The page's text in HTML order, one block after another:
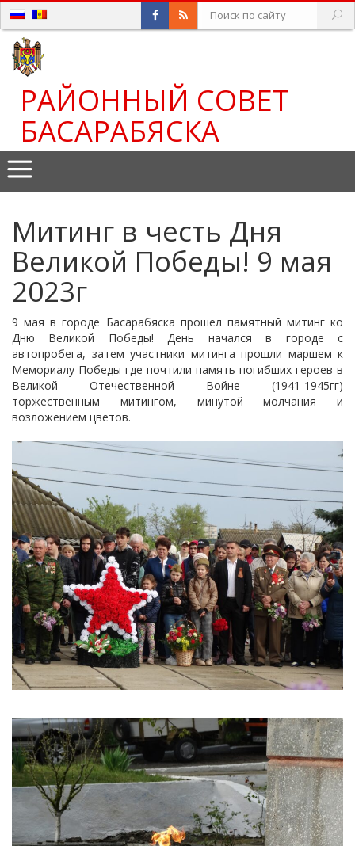
РАЙОННЫЙ СОВЕТ
БАСАРАБЯСКА
Митинг в честь Дня
Великой Победы! 9 мая
2023г
9 мая в городе Басарабяска прошел памятный митинг ко
Дню Великой Победы! День начался в городе с
автопробега, затем участники митинга прошли маршем к
Мемориалу Победы где почтили память погибших героев в
Великой Отечественной Войне (1941-1945гг)
торжественным митингом, минутой молчания и
возложением цветов.